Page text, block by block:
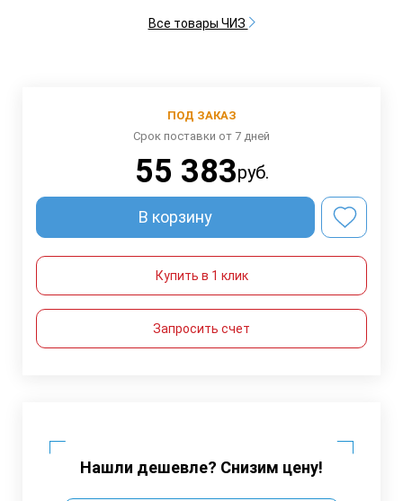
Все товары ЧИЗ
ПОД ЗАКАЗ
Срок поставки от 7 дней
55 383руб.
В корзину
Купить в 1 клик
Запросить счет
Нашли дешевле? Снизим цену!